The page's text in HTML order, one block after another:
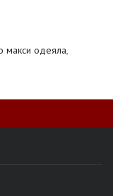
макси одеяла,